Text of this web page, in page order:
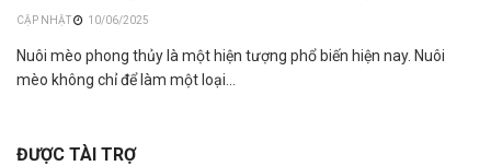
10/06/2025
Nuôi mèo phong thủy là một hiện tượng phổ biến hiện nay. Nuôi
mèo không chỉ để làm một loại...
ĐƯỢC TÀI TRỢ